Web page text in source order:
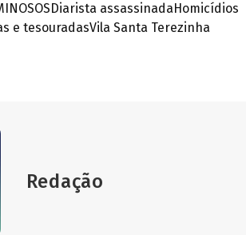
Diarista assassinadaHomicídios
e tesouradasVila Santa Terezinha
Redação